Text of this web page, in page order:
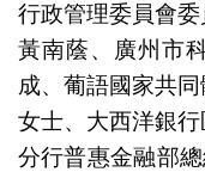
行政管理委員會
黃南蔭、廣州市
成、葡語國家共
女士、大西洋銀
分行普惠金融部